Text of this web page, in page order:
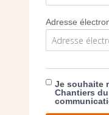
NOUS PERMET
Adresse
Je souhaite
Chantiers